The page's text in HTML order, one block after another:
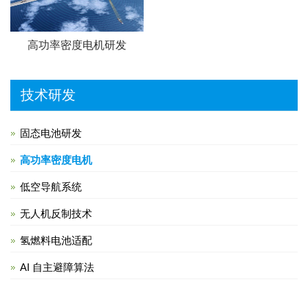
高功率密度电机研发
技术研发
固态电池研发
高功率密度电机
低空导航系统
无人机反制技术
氢燃料电池适配
AI 自主避障算法